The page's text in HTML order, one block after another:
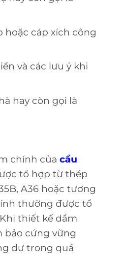
hoặc cáp xích công
và các lưu ý khi
hay còn gọi là
chính của cầu
tổ hợp từ thép
A36 hoặc tương
thường được tổ
thiết kế dầm
bảo cứng vững
dư trong quá